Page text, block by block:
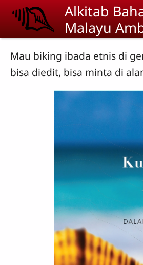
Skip to main content
Alkitab
Malayu
Mau biking ibada etnis di
bisa diedit, bisa minta di